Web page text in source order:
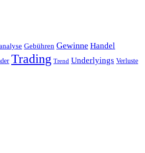
Gebühren Gewinne Handel
Trading Trend Underlyings Verluste